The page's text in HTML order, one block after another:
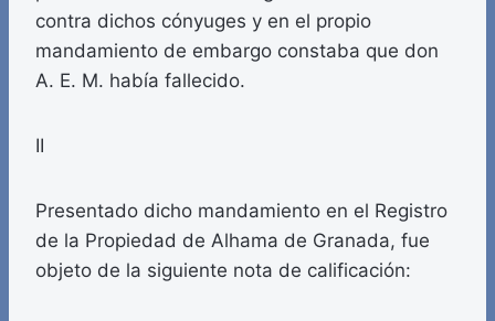
contra dichos cónyuges y en el propio
mandamiento de embargo constaba que don
A. E. M. había fallecido.
II
Presentado dicho mandamiento en el Registro
de la Propiedad de Alhama de Granada, fue
objeto de la siguiente nota de calificación: